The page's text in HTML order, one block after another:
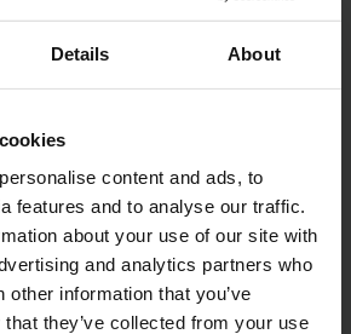
Details About
content and ads, to
features and to analyse our traffic.
about your use of our site with
and analytics partners who
other information that you’ve
they’ve collected from your use
bietet eine umfassende
des Fahrzeugs.
Blei-Säure, 48 V / 930 Ah